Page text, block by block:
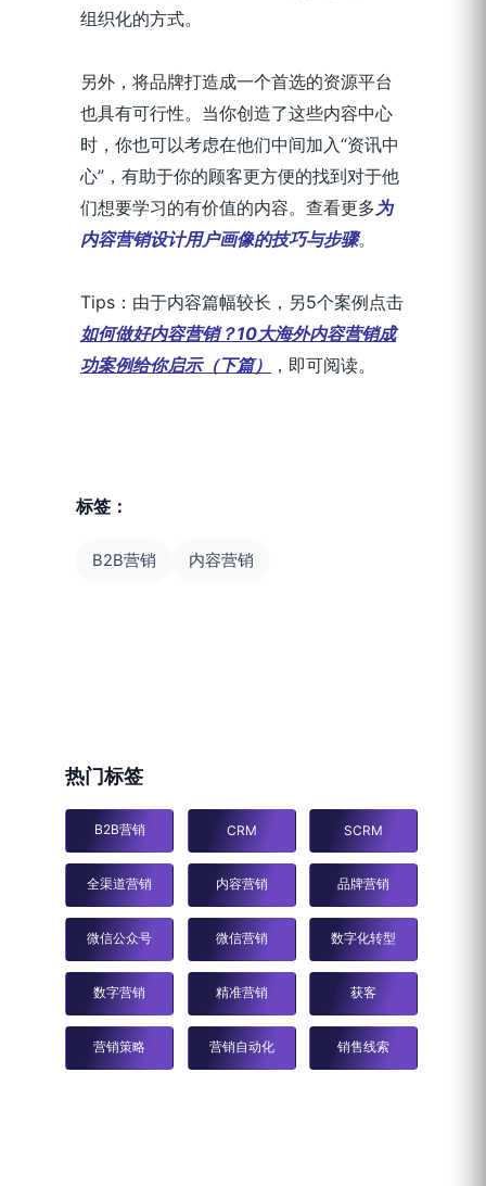
组织化的方式。
另外，将品牌打造成一个首选的资源平台
也具有可行性。当你创造了这些内容中心
时，你也可以考虑在他们中间加入“资讯中
心”，有助于你的顾客更方便的找到对于他
们想要学习的有价值的内容。查看更多 为
内容营销设计用户画像的技巧与步骤。
Tips：由于内容篇幅较长，另5个案例点击
如何做好内容营销？10大海外内容营销成
功案例给你启示（下篇）
，即可阅读。
标签：
B2B营销 内容营销
热门标签
B2B营销 CRM SCRM
全渠道营销 内容营销 品牌营销
微信公众号 微信营销 数字化转型
数字营销 精准营销 获客
营销策略 营销自动化 销售线索